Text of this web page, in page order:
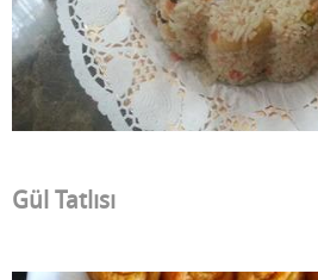
Gül Tatlısı